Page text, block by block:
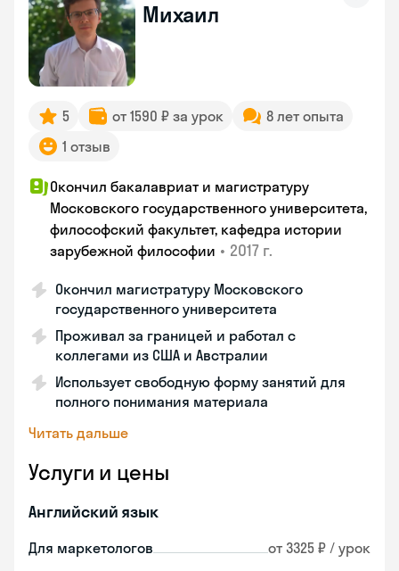
Михаил
5 от 1590 ₽ за урок
8 лет опыта
1 отзыв
Окончил бакалавриат и магистратуру
Московского государственного университета,
философский факультет, кафедра истории
зарубежной философии • 2017 г.
Окончил магистратуру Московского
государственного университета
Проживал за границей и работал с
коллегами из США и Австралии
Использует свободную форму занятий для
полного понимания материала
Читать дальше
Услуги и цены
Английский язык
Для маркетологов от 3325 ₽ / урок